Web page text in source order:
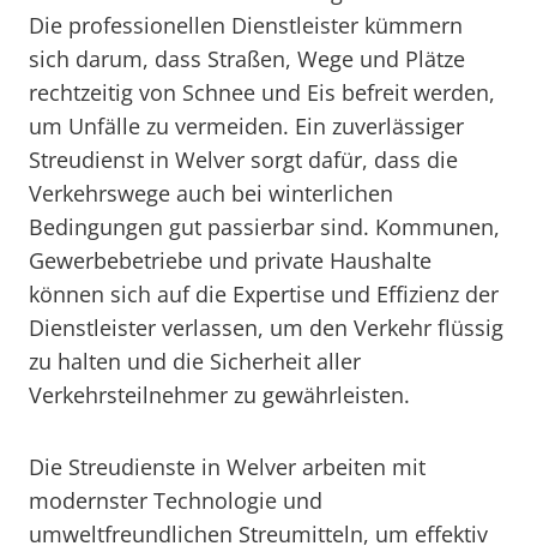
Die professionellen Dienstleister kümmern
sich darum, dass Straßen, Wege und Plätze
rechtzeitig von Schnee und Eis befreit werden,
um Unfälle zu vermeiden. Ein zuverlässiger
Streudienst in Welver sorgt dafür, dass die
Verkehrswege auch bei winterlichen
Bedingungen gut passierbar sind. Kommunen,
Gewerbebetriebe und private Haushalte
können sich auf die Expertise und Effizienz der
Dienstleister verlassen, um den Verkehr flüssig
zu halten und die Sicherheit aller
Verkehrsteilnehmer zu gewährleisten.
Die Streudienste in Welver arbeiten mit
modernster Technologie und
umweltfreundlichen Streumitteln, um effektiv